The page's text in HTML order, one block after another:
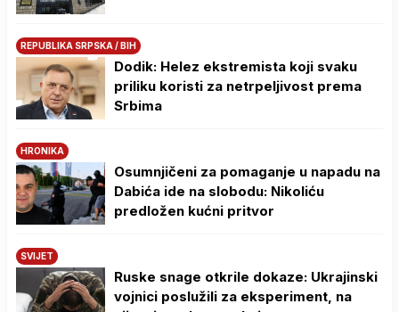
REPUBLIKA SRPSKA / BIH
Dodik: Helez ekstremista koji svaku
priliku koristi za netrpeljivost prema
Srbima
HRONIKA
Osumnjičeni za pomaganje u napadu na
Dabića ide na slobodu: Nikoliću
predložen kućni pritvor
SVIJET
Ruske snage otkrile dokaze: Ukrajinski
vojnici poslužili za eksperiment, na